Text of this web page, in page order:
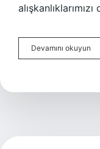
Devamını okuyun
?